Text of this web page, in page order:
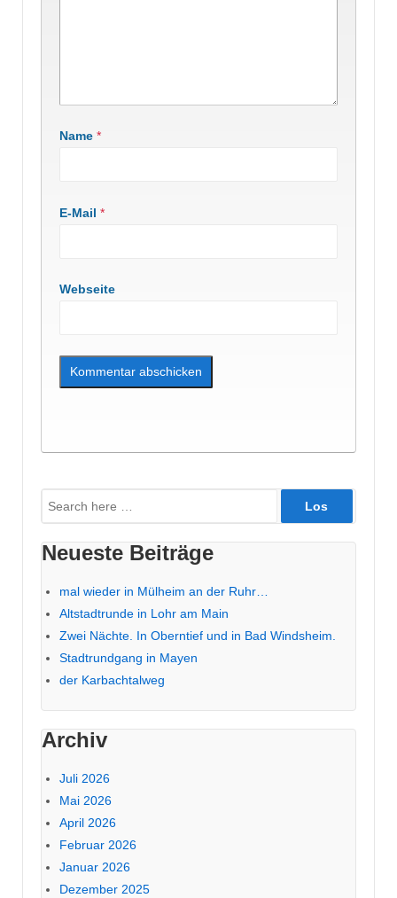
Name *
E-Mail *
Webseite
Suche
nach:
Neueste Beiträge
mal wieder in Mülheim an der Ruhr…
Altstadtrunde in Lohr am Main
Zwei Nächte. In Oberntief und in Bad Windsheim.
Stadtrundgang in Mayen
der Karbachtalweg
Archiv
Juli 2026
Mai 2026
April 2026
Februar 2026
Januar 2026
Dezember 2025